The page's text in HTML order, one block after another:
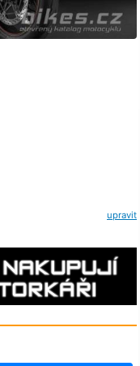
upravit